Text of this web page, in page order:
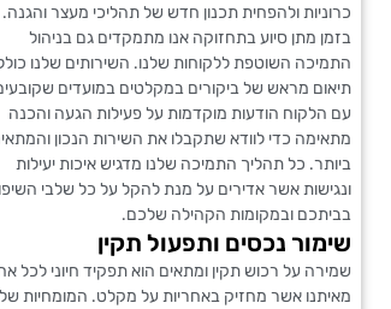
כרוניות ולהפחית תכנון חדש של תהליכי מעצר והגנה.
בזמן מתן סיוע בתחזוקה אנו מתמקדים גם בניהול
התמיכה השוטפת ללקוחות שלנו. השירותים שלנו
תיאום מראש של ביקורים במקלטים במועדים
עם הלקוח הודעות מוקדמות על פעילות הגעה והכנה
מתאימה כדי לוודא שתקבלו את השירות הנכון
ביותר. כל תהליך התמיכה שלנו מדגיש איכות יעילות
ונגישות אשר אדירים על מנת להקל על כל שלבי
בביתכם ובמקומות הקהילה שלכם.
שימור נכסים ותפעול תקין
שמירה על רכוש תקין ומתאים הוא תפקיד חיוני לכל
מאיתנו אשר מחזיק באחריות על מקלט. המומחיות של